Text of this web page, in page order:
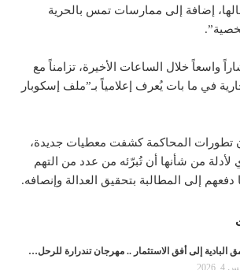
إضافة إلى ممارسات تمس بالحرية
واسعاً خلال الساعات الأخيرة، تزامناً مع
في ما بات يُعرف إعلامياً بـ”ملف إسكوبار
أن تطورات المحاكمة كشفت معطيات جديدة،
لأدلة من شأنها أن تُبرّئه من عدد من التهم
دفعهم إلى المطالبة بتحقيق العدالة وإنصافه.
البادية إلى أفق الاستثمار .. مهرجان تندرارة للرحل…